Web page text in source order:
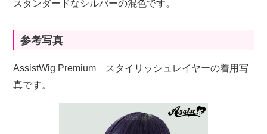
スタンダードなシルバーの混色です。
参考写真
AssistWig Premium スタイリッシュレイヤーの着用写
真です。